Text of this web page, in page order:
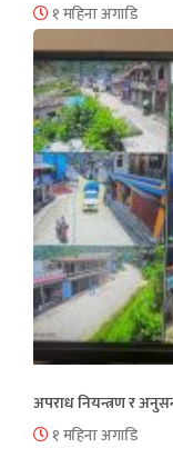
१ महिना अगाडि
अपराध नियन्त्रण र
१ महिना अगाडि